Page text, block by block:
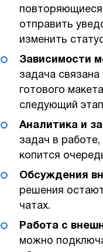
повторяющиеся
отправить
изменить
Зависимости
задача связана
готового
следующий
Аналитика и
задач в
копится
Обсуждения
решения
чатах.
Работа с
можно